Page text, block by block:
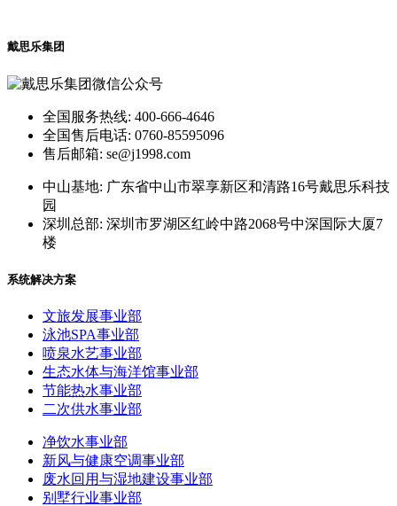
戴思乐集团
全国服务热线: 400-666-4646
全国售后电话: 0760-85595096
售后邮箱: se@j1998.com
中山基地: 广东省中山市翠享新区和清路16号戴思乐科技
园
深圳总部: 深圳市罗湖区红岭中路2068号中深国际大厦7
楼
系统解决方案
文旅发展事业部
泳池SPA事业部
喷泉水艺事业部
生态水体与海洋馆事业部
节能热水事业部
二次供水事业部
净饮水事业部
新风与健康空调事业部
废水回用与湿地建设事业部
别墅行业事业部